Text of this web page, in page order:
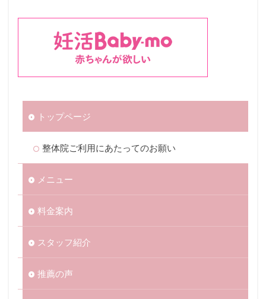
トップページ
整体院ご利用にあたってのお願い
メニュー
料金案内
スタッフ紹介
推薦の声